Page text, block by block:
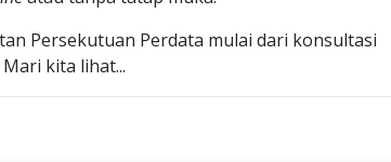
Persekutuan Perdata mulai dari konsultasi
kita lihat...